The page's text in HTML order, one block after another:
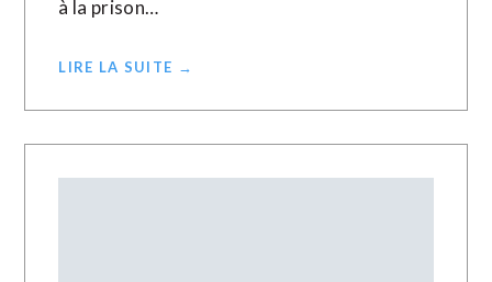
à la prison…
LIRE LA SUITE →